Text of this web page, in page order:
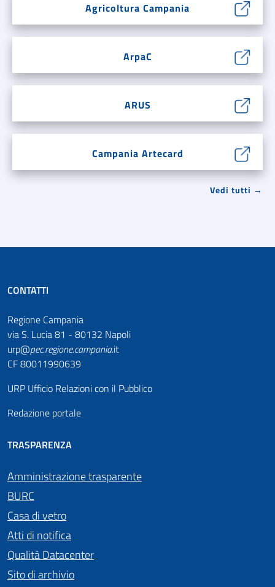
Agricoltura Campania
ArpaC
ARUS
Campania Artecard
Vedi tutti →
CONTATTI
Regione Campania
via S. Lucia 81 - 80132 Napoli
urp@pec.regione.campania.it
CF 80011990639
URP Ufficio Relazioni con il Pubblico
Redazione portale
TRASPARENZA
Amministrazione trasparente
BURC
Casa di vetro
Atti di notifica
Qualità Datacenter
Sito di archivio